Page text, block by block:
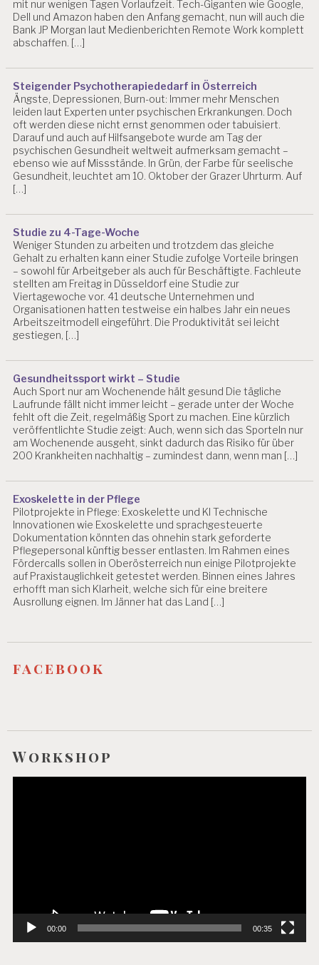
mit nur wenigen Tagen Vorlaufzeit. Tech-Giganten wie Google,
Dell und Amazon haben den Anfang gemacht, nun will auch die
Bank JP Morgan laut Medienberichten Remote Work komplett
abschaffen. […]
Steigender Psychotherapiededarf in Österreich
Ängste, Depressionen, Burn-out: Immer mehr Menschen
leiden laut Experten unter psychischen Erkrankungen. Doch
oft werden diese nicht ernst genommen oder tabuisiert.
Darauf und auch auf Hilfsangebote wurde am Tag der
psychischen Gesundheit weltweit aufmerksam gemacht –
ebenso wie auf Missstände. In Grün, der Farbe für seelische
Gesundheit, leuchtet am 10. Oktober der Grazer Uhrturm. Auf
[…]
Studie zu 4-Tage-Woche
Weniger Stunden zu arbeiten und trotzdem das gleiche
Gehalt zu erhalten kann einer Studie zufolge Vorteile bringen
– sowohl für Arbeitgeber als auch für Beschäftigte. Fachleute
stellten am Freitag in Düsseldorf eine Studie zur
Viertagewoche vor. 41 deutsche Unternehmen und
Organisationen hatten testweise ein halbes Jahr ein neues
Arbeitszeitmodell eingeführt. Die Produktivität sei leicht
gestiegen, […]
Gesundheitssport wirkt – Studie
Auch Sport nur am Wochenende hält gesund Die tägliche
Laufrunde fällt nicht immer leicht – gerade unter der Woche
fehlt oft die Zeit, regelmäßig Sport zu machen. Eine kürzlich
veröffentlichte Studie zeigt: Auch, wenn sich das Sporteln nur
am Wochenende ausgeht, sinkt dadurch das Risiko für über
200 Krankheiten nachhaltig – zumindest dann, wenn man […]
Exoskelette in der Pflege
Pilotprojekte in Pflege: Exoskelette und KI Technische
Innovationen wie Exoskelette und sprachgesteuerte
Dokumentation könnten das ohnehin stark geforderte
Pflegepersonal künftig besser entlasten. Im Rahmen eines
Fördercalls sollen in Oberösterreich nun einige Pilotprojekte
auf Praxistauglichkeit getestet werden. Binnen eines Jahres
erhofft man sich Klarheit, welche sich für eine breitere
Ausrollung eignen. Im Jänner hat das Land […]
facebook
Workshop
00:00 00:35